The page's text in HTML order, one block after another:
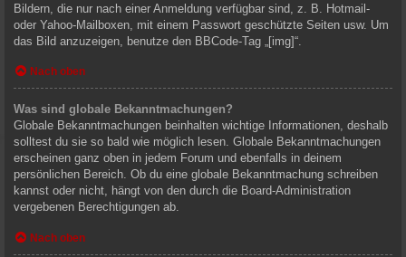
Bildern, die nur nach einer Anmeldung verfügbar sind, z. B. Hotmail-
oder Yahoo-Mailboxen, mit einem Passwort geschützte Seiten usw. Um
das Bild anzuzeigen, benutze den BBCode-Tag „[img]“.
Nach oben
Was sind globale Bekanntmachungen?
Globale Bekanntmachungen beinhalten wichtige Informationen, deshalb
solltest du sie so bald wie möglich lesen. Globale Bekanntmachungen
erscheinen ganz oben in jedem Forum und ebenfalls in deinem
persönlichen Bereich. Ob du eine globale Bekanntmachung schreiben
kannst oder nicht, hängt von den durch die Board-Administration
vergebenen Berechtigungen ab.
Nach oben